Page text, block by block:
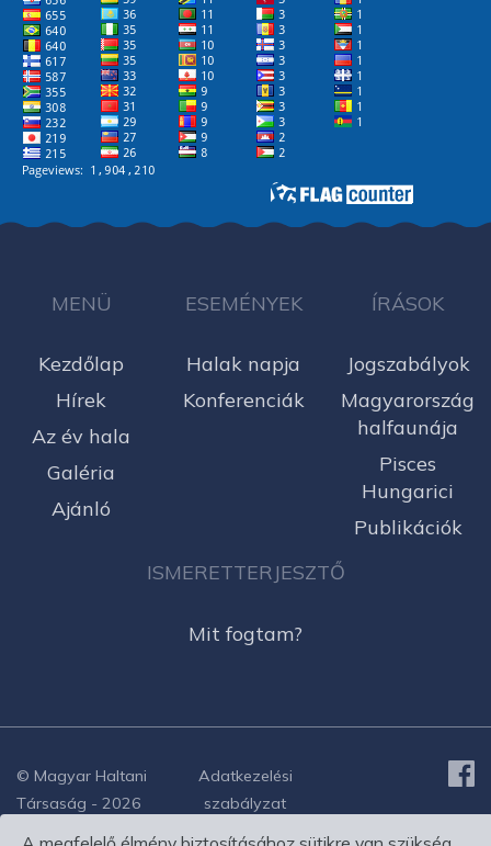
MENÜ
Kezdőlap
Hírek
Az év hala
Galéria
Ajánló
ESEMÉNYEK
Halak napja
Konferenciák
ÍRÁSOK
Jogszabályok
Magyarország
halfaunája
Pisces
Hungarici
Publikációk
ISMERETTERJESZTŐ
Mit fogtam?
© Magyar Haltani
Társaság - 2026
Adatkezelési
szabályzat